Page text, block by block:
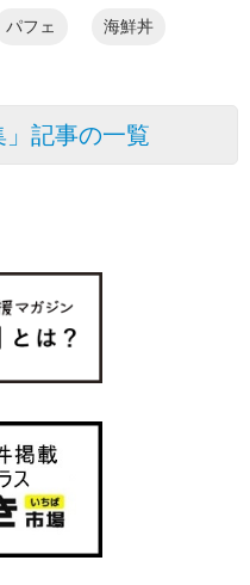
パフェ 海鮮丼
」記事の一覧